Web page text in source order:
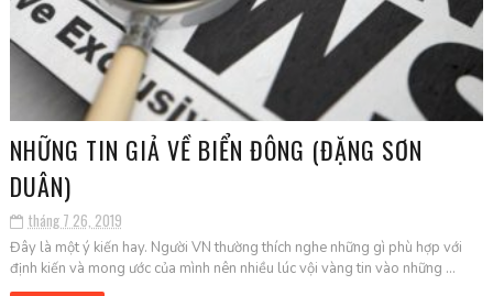
NHỮNG TIN GIẢ VỀ BIỂN ĐÔNG (ĐẶNG SƠN
DUÂN)
tháng 7 26, 2019
Đây là một ý kiến hay. Người VN thường thích nghe những gì phù hợp với
định kiến và mong ước của mình nên nhiều lúc vội vàng tin vào những ...